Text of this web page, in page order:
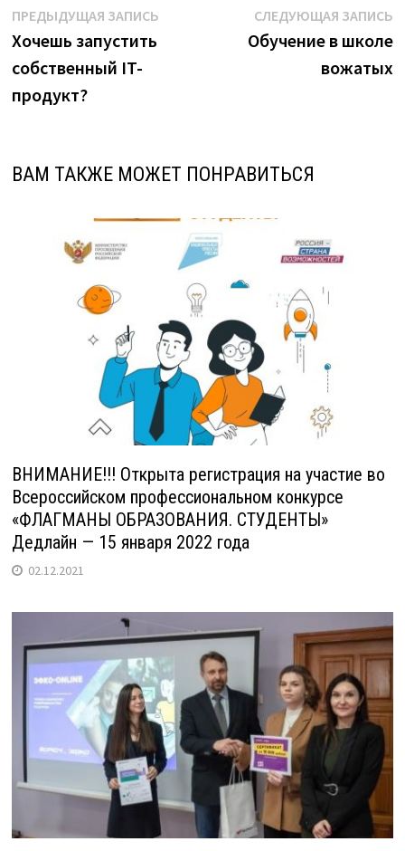
Навигация
по
записям
ПРЕДЫДУЩАЯ ЗАПИСЬ
Хочешь запустить
собственный IT-
продукт?
СЛЕДУЮЩАЯ ЗАПИСЬ
Обучение в школе
вожатых
ВАМ ТАКЖЕ МОЖЕТ ПОНРАВИТЬСЯ
ВНИМАНИЕ!!! Открыта регистрация на участие во
Всероссийском профессиональном конкурсе
«ФЛАГМАНЫ ОБРАЗОВАНИЯ. СТУДЕНТЫ»
Дедлайн — 15 января 2022 года
02.12.2021